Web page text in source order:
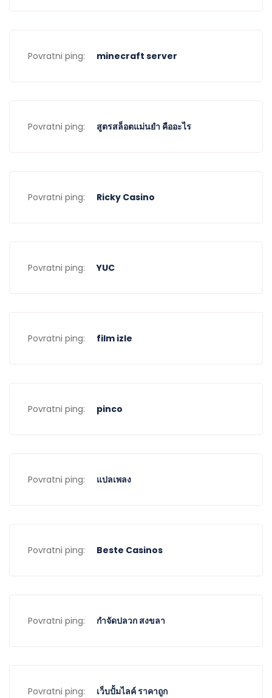
Povratni ping: minecraft server
Povratni ping: สูตรสล็อตแม่นยํา คืออะไร
Povratni ping: Ricky Casino
Povratni ping: YUC
Povratni ping: film izle
Povratni ping: pinco
Povratni ping: แปลเพลง
Povratni ping: Beste Casinos
Povratni ping: กำจัดปลวก สงขลา
Povratni ping: เว็บปั้มไลค์ ราคาถูก